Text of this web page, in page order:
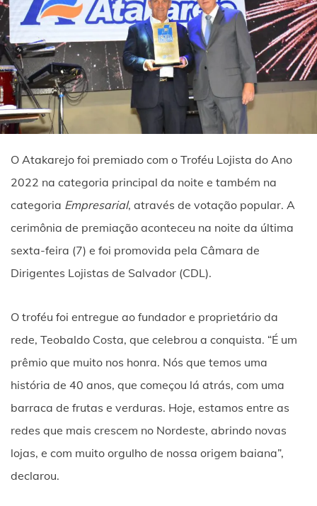
O Atakarejo foi premiado com o Troféu Lojista do Ano
2022 na categoria principal da noite e também na
categoria Empresarial, através de votação popular. A
cerimônia de premiação aconteceu na noite da última
sexta-feira (7) e foi promovida pela Câmara de
Dirigentes Lojistas de Salvador (CDL).
O troféu foi entregue ao fundador e proprietário da
rede, Teobaldo Costa, que celebrou a conquista. “É um
prêmio que muito nos honra. Nós que temos uma
história de 40 anos, que começou lá atrás, com uma
barraca de frutas e verduras. Hoje, estamos entre as
redes que mais crescem no Nordeste, abrindo novas
lojas, e com muito orgulho de nossa origem baiana”,
declarou.